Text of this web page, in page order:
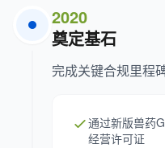
2020
奠定基石
完成关键合规里程
通过新版兽药
经营许可证